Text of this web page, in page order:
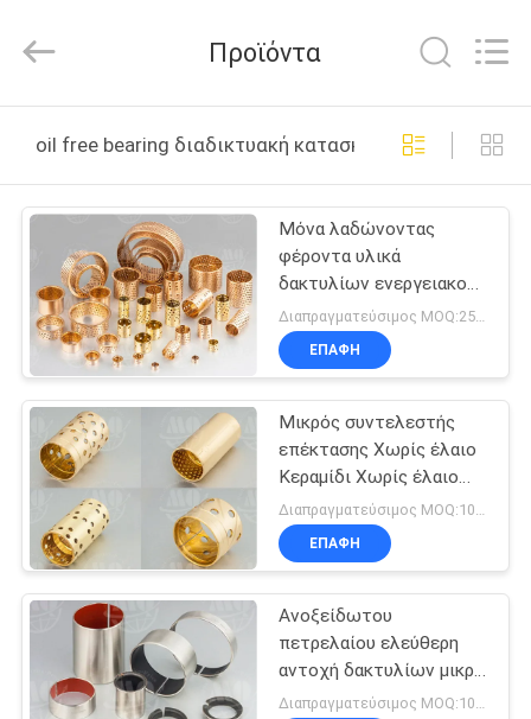
ΣΠΊΤΙ
ΠΡΟΪΌΝΤΑ
ΠΕΡΊΠΟΥ
ΕΜΕΊΣ
ΓΎΡΟΣ
ΕΡΓΟΣΤΑΣΊΩΝ
ΠΟΙΟΤΙΚΌΣ
ΈΛΕΓΧΟΣ
ΕΛΆΤΕ
Reserved.
Προϊόντα
oil free bearing διαδικτυακή κατασκευή
Μόνα λαδώνοντας
φέροντα υλικά
δακτυλίων ενεργειακού
αποδοτικά πετρελαίου
ελεύθερα
Διαπραγματεύσιμος MOQ:250 PC
ΕΠΑΦΉ
Μικρός συντελεστής
επέκτασης Χωρίς έλαιο
Κεραμίδι Χωρίς έλαιο
Φούσκωμα Χωρίς έλαιο
ΕΠΑΦΉ
Ανοξείδωτου
πετρελαίου ελεύθερη
αντοχή δακτυλίων μικρή
μαγνητική άριστη